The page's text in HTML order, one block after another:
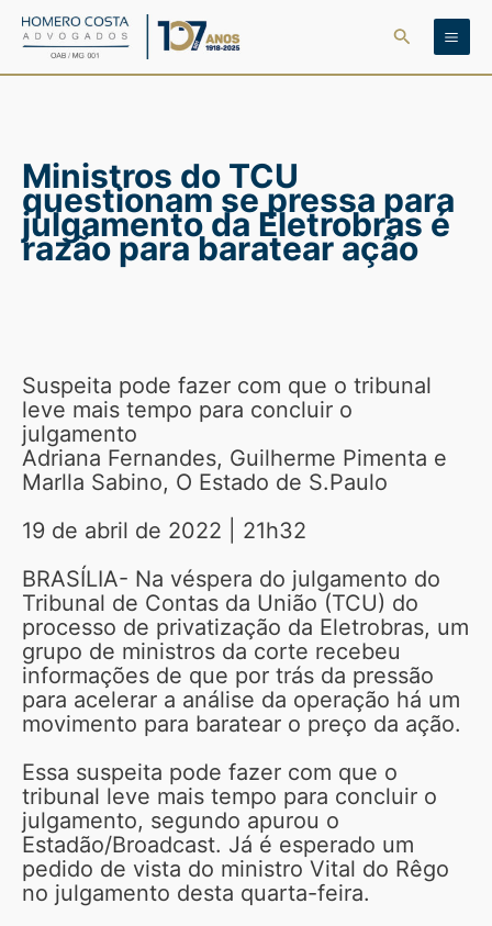
para
Pesquisar
Ministros do TCU
questionam se pressa para
julgamento da Eletrobras é
razão para baratear ação
Suspeita pode fazer com que o tribunal
leve mais tempo para concluir o
julgamento
Adriana Fernandes, Guilherme Pimenta e
Marlla Sabino, O Estado de S.Paulo
19 de abril de 2022 | 21h32
BRASÍLIA- Na véspera do julgamento do
Tribunal de Contas da União (TCU) do
processo de privatização da Eletrobras, um
grupo de ministros da corte recebeu
informações de que por trás da pressão
para acelerar a análise da operação há um
movimento para baratear o preço da ação.
Essa suspeita pode fazer com que o
tribunal leve mais tempo para concluir o
julgamento, segundo apurou o
Estadão/Broadcast. Já é esperado um
pedido de vista do ministro Vital do Rêgo
no julgamento desta quarta-feira.